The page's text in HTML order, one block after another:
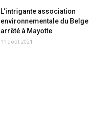
L’intrigante association
environnementale du Belge
arrêté à Mayotte
11 août 2021